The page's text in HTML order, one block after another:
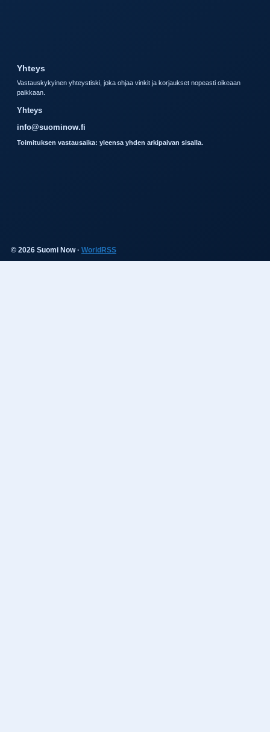
Yhteys
Vastauskykyinen yhteystiski, joka ohjaa vinkit ja korjaukset nopeasti oikeaan
paikkaan.
Yhteys
info@suominow.fi
Toimituksen vastausaika: yleensa yhden arkipaivan sisalla.
© 2026 Suomi Now · WorldRSS